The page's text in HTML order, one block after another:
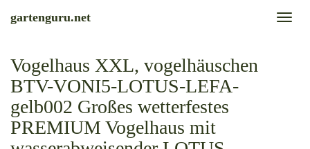
Toggle
gartenguru.net
Vogelhaus XXL, vogelhäuschen
BTV-VONI5-LOTUS-LEFA-
gelb002 Großes wetterfestes
PREMIUM Vogelhaus mit